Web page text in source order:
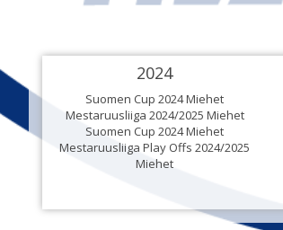
2024
Suomen Cup 2024 Miehet
Mestaruusliiga 2024/2025 Miehet
Suomen Cup 2024 Miehet
Mestaruusliiga Play Offs 2024/2025
Miehet